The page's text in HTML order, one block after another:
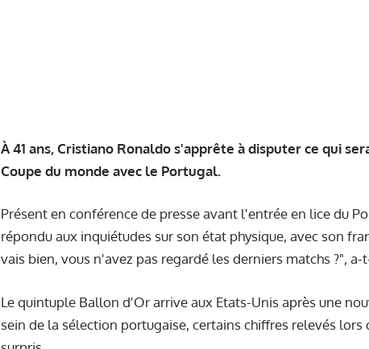
À 41 ans, Cristiano Ronaldo s'apprête à disputer ce qui
Coupe du monde avec le Portugal.
Présent en conférence de presse avant l'entrée en lice du
répondu aux inquiétudes sur son état physique, avec son
vais bien, vous n'avez pas regardé les derniers matchs ?",
Le quintuple Ballon d'Or arrive aux Etats-Unis après une
sein de la sélection portugaise, certains chiffres relevés